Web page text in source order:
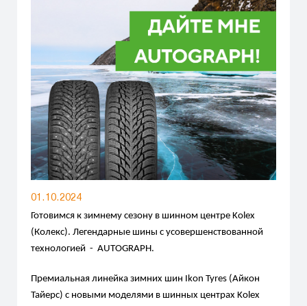
01.10.2024
Готовимся к зимнему сезону в шинном центре Kolex
(Колекс). Легендарные шины с усовершенствованной
технологией - AUTOGRAPH.
Премиальная линейка зимних шин Ikon Tyres (Айкон
Тайерс) с новыми моделями в шинных центрах Kolex